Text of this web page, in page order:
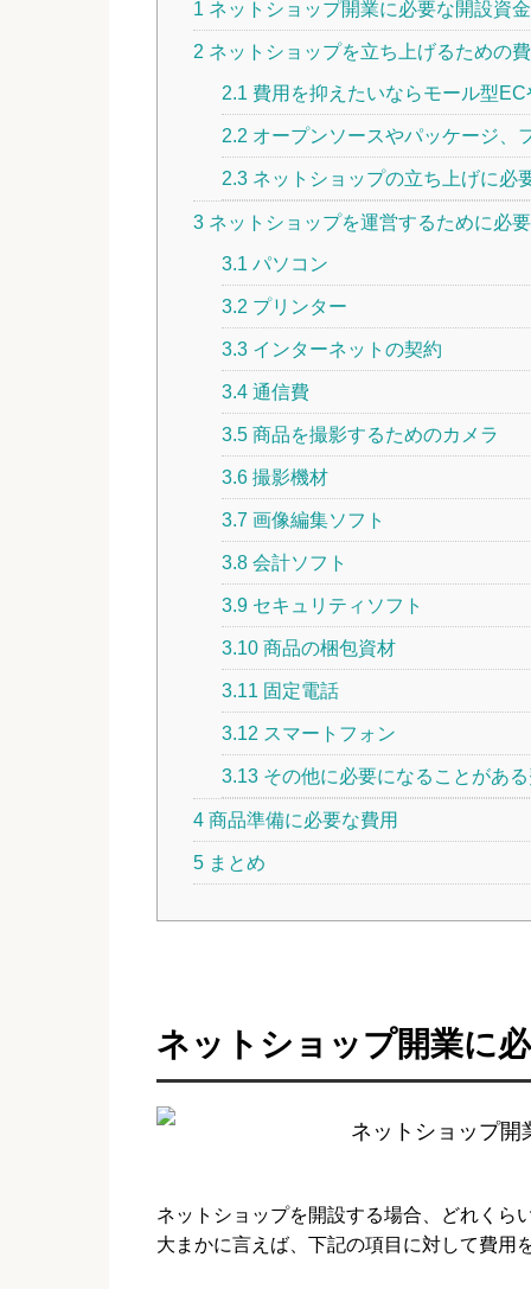
1 ネットショップ開業に必要な開設資
2 ネットショップを立ち上げるための
2.1 費用を抑えたいならモール型
2.2 オープンソースやパッケージ、
2.3 ネットショップの立ち上げに必
3 ネットショップを運営するために必
3.1 パソコン
3.2 プリンター
3.3 インターネットの契約
3.4 通信費
3.5 商品を撮影するためのカメラ
3.6 撮影機材
3.7 画像編集ソフト
3.8 会計ソフト
3.9 セキュリティソフト
3.10 商品の梱包資材
3.11 固定電話
3.12 スマートフォン
3.13 その他に必要になることがあ
4 商品準備に必要な費用
5 まとめ
ネットショップ開業に
ネットショップを開設する場合、どれくら
大まかに言えば、下記の項目に対して費用